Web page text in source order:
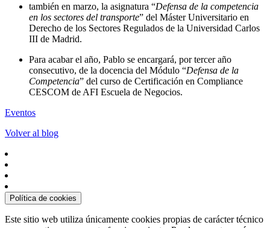
también en marzo, la asignatura “Defensa de la competencia
en los sectores del transporte” del Máster Universitario en
Derecho de los Sectores Regulados de la Universidad Carlos
III de Madrid.
Para acabar el año, Pablo se encargará, por tercer año
consecutivo, de la docencia del Módulo “Defensa de la
Competencia” del curso de Certificación en Compliance
CESCOM de AFI Escuela de Negocios.
Eventos
Volver al blog
Política de cookies
Este sitio web utiliza únicamente cookies propias de carácter técnico